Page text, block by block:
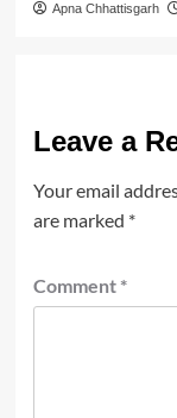
Apna Chhattisgarh
Leave a
Your email
are marked *
Comment *